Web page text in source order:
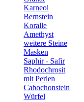
Karneol
Bernstein
Koralle
Amethyst
weitere Steine
Masken
Saphir - Safir
Rhodochrosit
mit Perlen
Cabochonstein
Würfel